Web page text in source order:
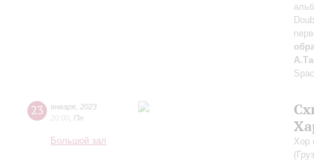
23 января 2023
20:00 Пн
Большой зал
Хор